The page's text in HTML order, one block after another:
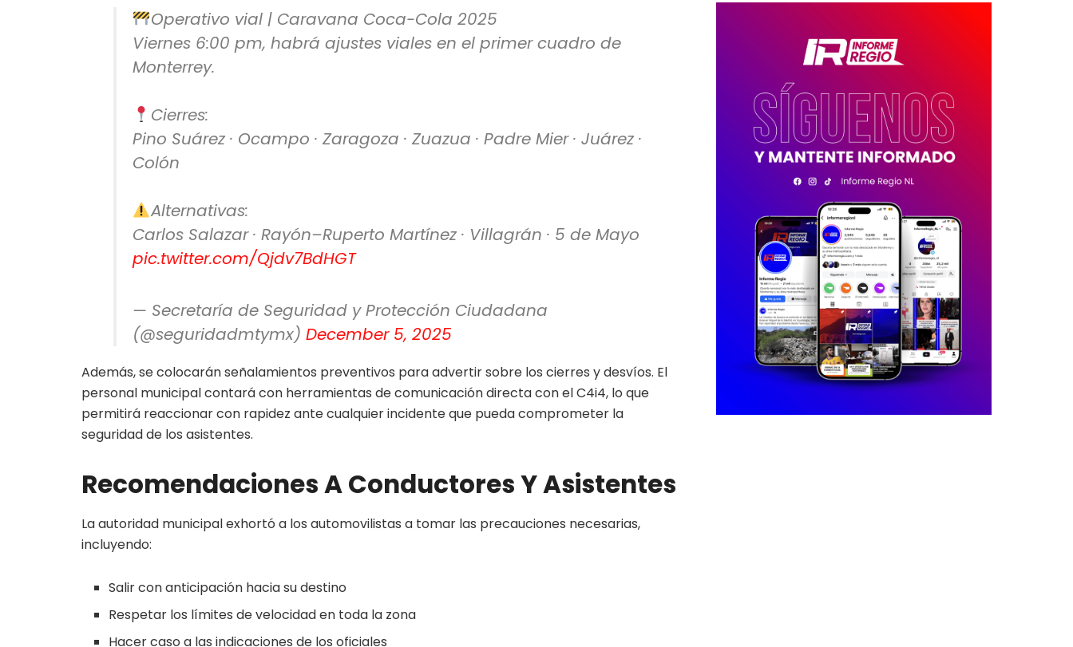
Operativo vial | Caravana Coca-Cola 2025
Viernes 6:00 pm, habrá ajustes viales en el primer cuadro de
Monterrey.
Cierres:
Pino Suárez · Ocampo · Zaragoza · Zuazua · Padre Mier · Juárez ·
Colón
Alternativas:
Carlos Salazar · Rayón–Ruperto Martínez · Villagrán · 5 de Mayo
pic.twitter.com/Qjdv7BdHGT
— Secretaría de Seguridad y Protección Ciudadana
(@seguridadmtymx) December 5, 2025
Además, se colocarán señalamientos preventivos para advertir sobre los cierres y desvíos. El
personal municipal contará con herramientas de comunicación directa con el C4i4, lo que
permitirá reaccionar con rapidez ante cualquier incidente que pueda comprometer la
seguridad de los asistentes.
Recomendaciones A Conductores Y Asistentes
La autoridad municipal exhortó a los automovilistas a tomar las precauciones necesarias,
incluyendo:
Salir con anticipación hacia su destino
Respetar los límites de velocidad en toda la zona
Hacer caso a las indicaciones de los oficiales